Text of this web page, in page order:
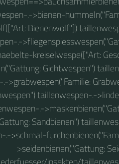
.->bienen-
Bienenwolf"])
.-
kreiselwespe(["Art:
Gichtwespen")
>grabwespen("Familie:
taillenwespen-.-
.-
Sandbienen")
.->schmal-
>seidenbienen("Gattung: